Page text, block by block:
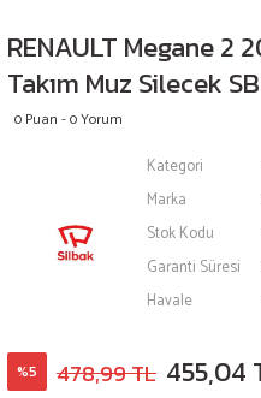
RENAULT Megane
Takım Muz Silecek
0 Puan - 0 Yorum
Kategori
Marka
Stok Kodu
Garanti Süresi
Havale
%5 478,99 TL 455,04